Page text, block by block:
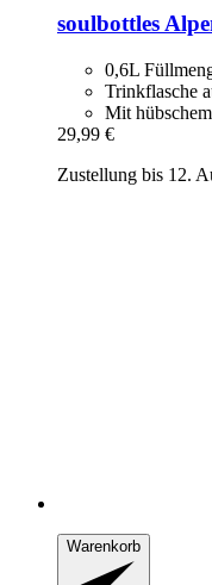
soulbottles
0,6L
Trinkflasche
Mit
29,99 €
Zustellung bis 12.
Warenkorb